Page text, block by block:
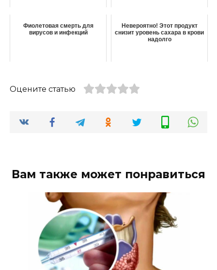
Фиолетовая смерть для
вирусов и инфекций
Невероятно! Этот продукт
снизит уровень сахара в крови
надолго
Оцените статью
Вам также может понравиться